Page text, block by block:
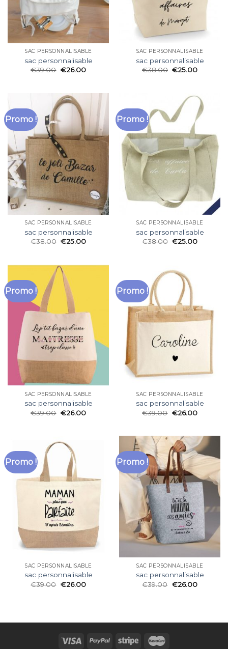
SAC PERSONNALISABLE
sac personnalisable
€39.00 €26.00
SAC PERSONNALISABLE
sac personnalisable
€38.00 €25.00
Promo !
SAC PERSONNALISABLE
sac personnalisable
€38.00 €25.00
Promo !
SAC PERSONNALISABLE
sac personnalisable
€38.00 €25.00
Promo !
SAC PERSONNALISABLE
sac personnalisable
€39.00 €26.00
Promo !
SAC PERSONNALISABLE
sac personnalisable
€39.00 €26.00
Promo !
SAC PERSONNALISABLE
sac personnalisable
€39.00 €26.00
Promo !
SAC PERSONNALISABLE
sac personnalisable
€39.00 €26.00